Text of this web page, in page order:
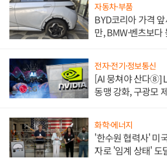
자동차·부품
BYD코리아 가격
만, BMW·벤츠보
전자·전기·정보통신
[AI 뭉쳐야 산다⑧]
동맹 강화, 구광모
화학·에너지
'한수원 협력사' 미
자로 '임계 상태' 도